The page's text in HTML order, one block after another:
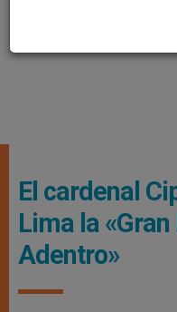
El cardenal
Lima la
Adentro»